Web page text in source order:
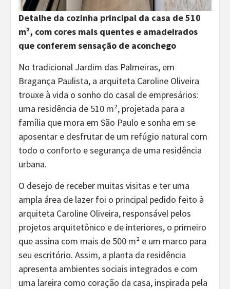
Detalhe da cozinha principal da casa de 510
m², com cores mais quentes e amadeirados
que conferem sensação de aconchego
No tradicional Jardim das Palmeiras, em
Bragança Paulista, a arquiteta Caroline Oliveira
trouxe à vida o sonho do casal de empresários:
uma residência de 510 m², projetada para a
família que mora em São Paulo e sonha em se
aposentar e desfrutar de um refúgio natural com
todo o conforto e segurança de uma residência
urbana.
O desejo de receber muitas visitas e ter uma
ampla área de lazer foi o principal pedido feito à
arquiteta Caroline Oliveira, responsável pelos
projetos arquitetônico e de interiores, o primeiro
que assina com mais de 500 m² e um marco para
seu escritório. Assim, a planta da residência
apresenta ambientes sociais integrados e com
uma lareira como coração da casa, inspirada pela